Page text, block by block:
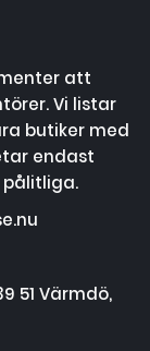
att
Vi listar
butiker med
endast
pålitliga.
51 Värmdö,